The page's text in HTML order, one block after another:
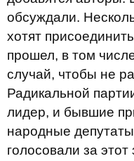
обсуждали.
хотят
прошел, в том
случай, чтобы не
Радикальной
лидер, и бывшие
народные
голосовали за